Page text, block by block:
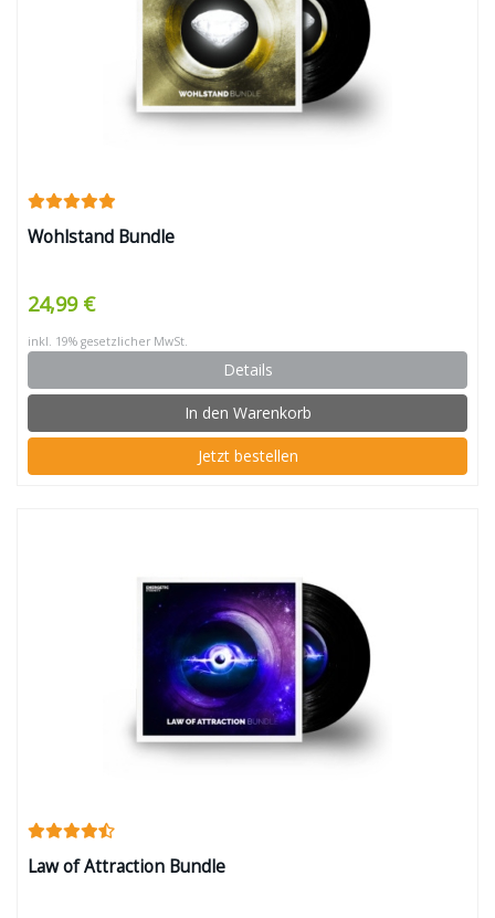
Wohlstand Bundle
24,99 €
inkl. 19% gesetzlicher MwSt.
Details
In den Warenkorb
Jetzt bestellen
Law of Attraction Bundle